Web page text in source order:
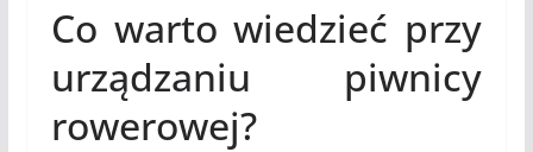
Co warto wiedzieć przy
urządzaniu piwnicy
rowerowej?